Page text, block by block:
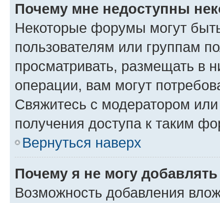
Почему мне недоступны
Некоторые форумы могут
пользователям или группам
просматривать, размещать в
операции, вам могут
Свяжитесь с модератором
получения доступа к таким
Вернуться наверх
Почему я не могу
Возможность добавления